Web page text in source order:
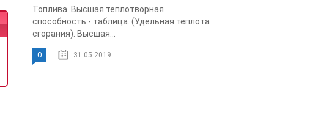
Топлива. Высшая теплотворная
способность - таблица. (Удельная теплота
сгорания). Высшая...
0 31.05.2019